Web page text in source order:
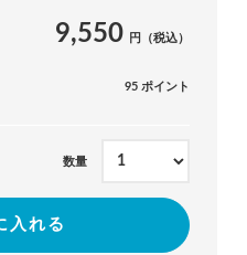
9,550 円（税込）
95 ポイント
数量
入れる